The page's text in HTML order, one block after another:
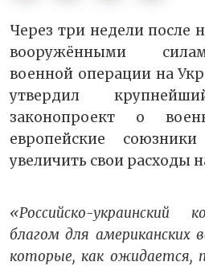
Через три недели после
вооружёнными
военной операции на
утвердил
законопроект о
европейские
увеличить свои расходы
«Российско-украинский
благом для американских
которые, как ожидается,